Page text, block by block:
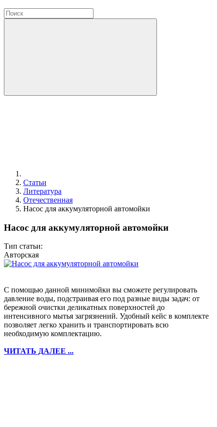
Статьи
Литература
Отечественная
Насос для аккумуляторной автомойки
Насос для аккумуляторной автомойки
Тип статьи:
Авторская
С помощью данной минимойки вы сможете регулировать
давление воды, подстраивая его под разные виды задач: от
бережной очистки деликатных поверхностей до
интенсивного мытья загрязнений. Удобный кейс в комплекте
позволяет легко хранить и транспортировать всю
необходимую комплектацию.
ЧИТАТЬ ДАЛЕЕ ...